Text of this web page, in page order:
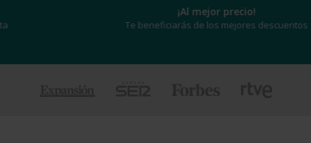
¡Al mejor precio!
Te beneficiarás de los mejores descuentos